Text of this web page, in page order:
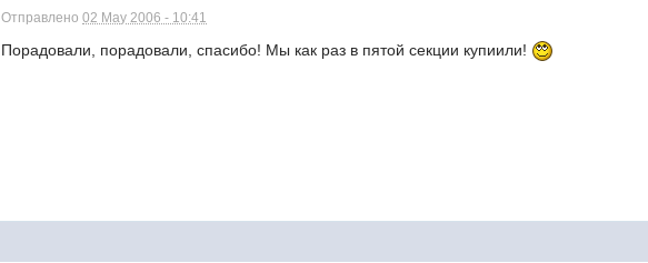
Отправлено02 May 2006 - 10:41
Порадовали, порадовали, спасибо! Мы как раз в пятой секции купиили!